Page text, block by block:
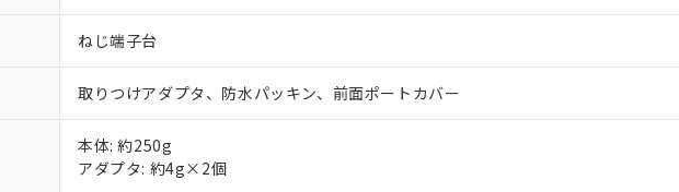
ねじ端子台
取りつけアダプタ、防水パッキン、前面ポートカバー
本体: 約250g
アダプタ: 約4g×2個